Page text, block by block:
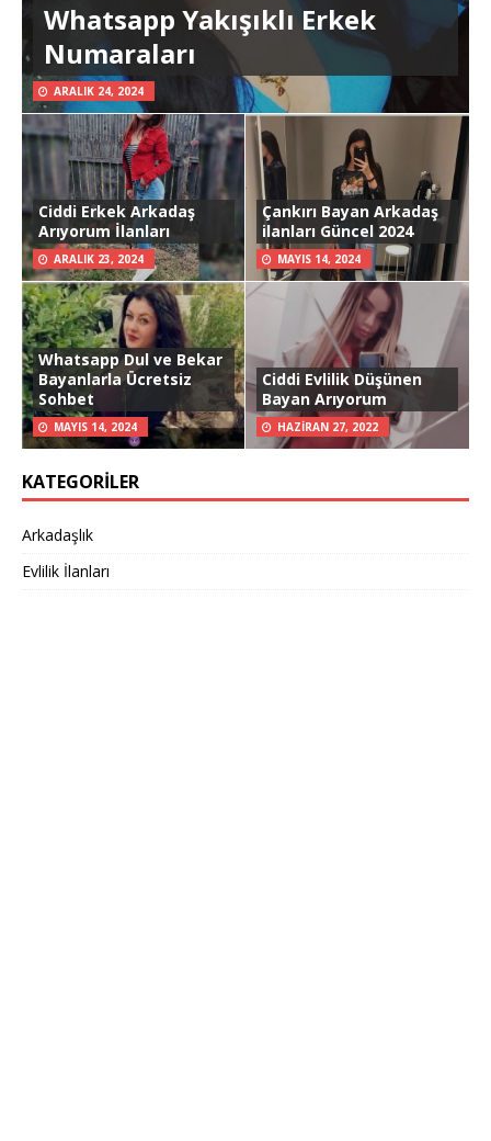
Whatsapp Yakışıklı Erkek
Numaraları
ARALIK 24, 2024
Ciddi Erkek Arkadaş
Arıyorum İlanları
ARALIK 23, 2024
Çankırı Bayan Arkadaş
ilanları Güncel 2024
MAYIS 14, 2024
Whatsapp Dul ve Bekar
Bayanlarla Ücretsiz
Sohbet
MAYIS 14, 2024
Ciddi Evlilik Düşünen
Bayan Arıyorum
HAZIRAN 27, 2022
KATEGORILER
Arkadaşlık
Evlilik İlanları